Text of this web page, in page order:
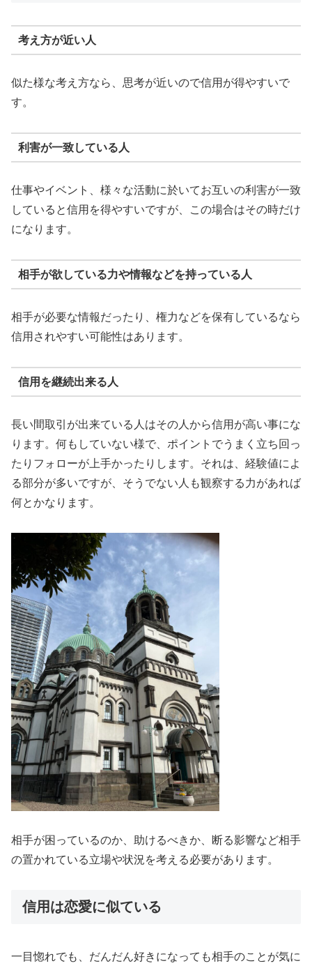
考え方が近い人
似た様な考え方なら、思考が近いので信用が得やすいで
す。
利害が一致している人
仕事やイベント、様々な活動に於いてお互いの利害が一致
していると信用を得やすいですが、この場合はその時だけ
になります。
相手が欲している力や情報などを持っている人
相手が必要な情報だったり、権力などを保有しているなら
信用されやすい可能性はあります。
信用を継続出来る人
長い間取引が出来ている人はその人から信用が高い事にな
ります。何もしていない様で、ポイントでうまく立ち回っ
たりフォローが上手かったりします。それは、経験値によ
る部分が多いですが、そうでない人も観察する力があれば
何とかなります。
相手が困っているのか、助けるべきか、断る影響など相手
の置かれている立場や状況を考える必要があります。
信用は恋愛に似ている
一目惚れでも、だんだん好きになっても相手のことが気に